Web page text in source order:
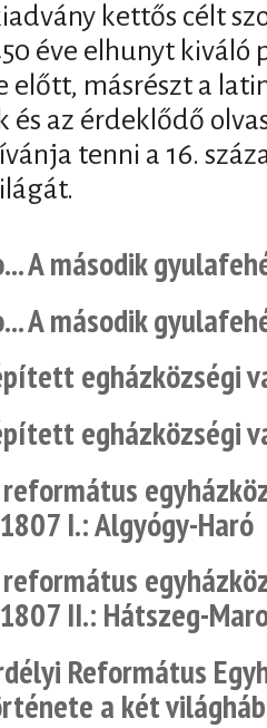
kettős célt
éve elhunyt kiváló
előtt, másrészt a
az érdeklődő
tenni a 16.
A második
A második
egházközségi
egházközségi
I.: Algyógy-Haró
II.: Hátszeg-
Református
a két